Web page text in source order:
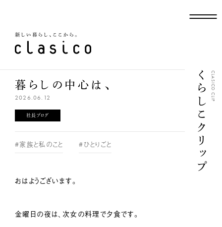
くらしこクリップCLASICO CLIP
暮らしの中心は、
2026.06.12
社長ブログ
#家族と私のこと #ひとりごと
おはようございます。
金曜日の夜は、次女の料理で夕食です。